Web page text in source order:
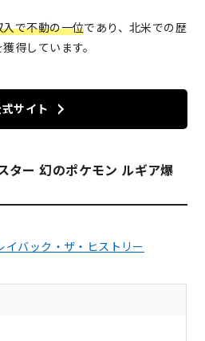
で不動の一位であり、北米での歴
得しています。
サイト
ター 幻のポケモン ルギア爆
イバック・ザ・ヒストリー